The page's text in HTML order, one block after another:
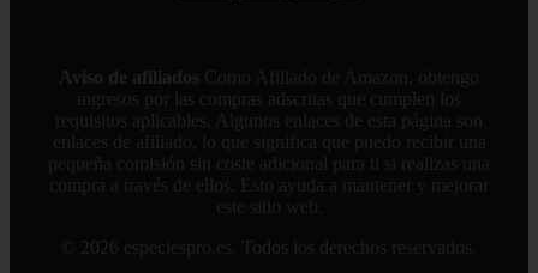
Aviso de afiliados Como Afiliado de Amazon, obtengo
ingresos por las compras adscritas que cumplen los
requisitos aplicables. Algunos enlaces de esta página son
enlaces de afiliado, lo que significa que puedo recibir una
pequeña comisión sin coste adicional para ti si realizas una
compra a través de ellos. Esto ayuda a mantener y mejorar
este sitio web.
© 2026 especiespro.es. Todos los derechos reservados.